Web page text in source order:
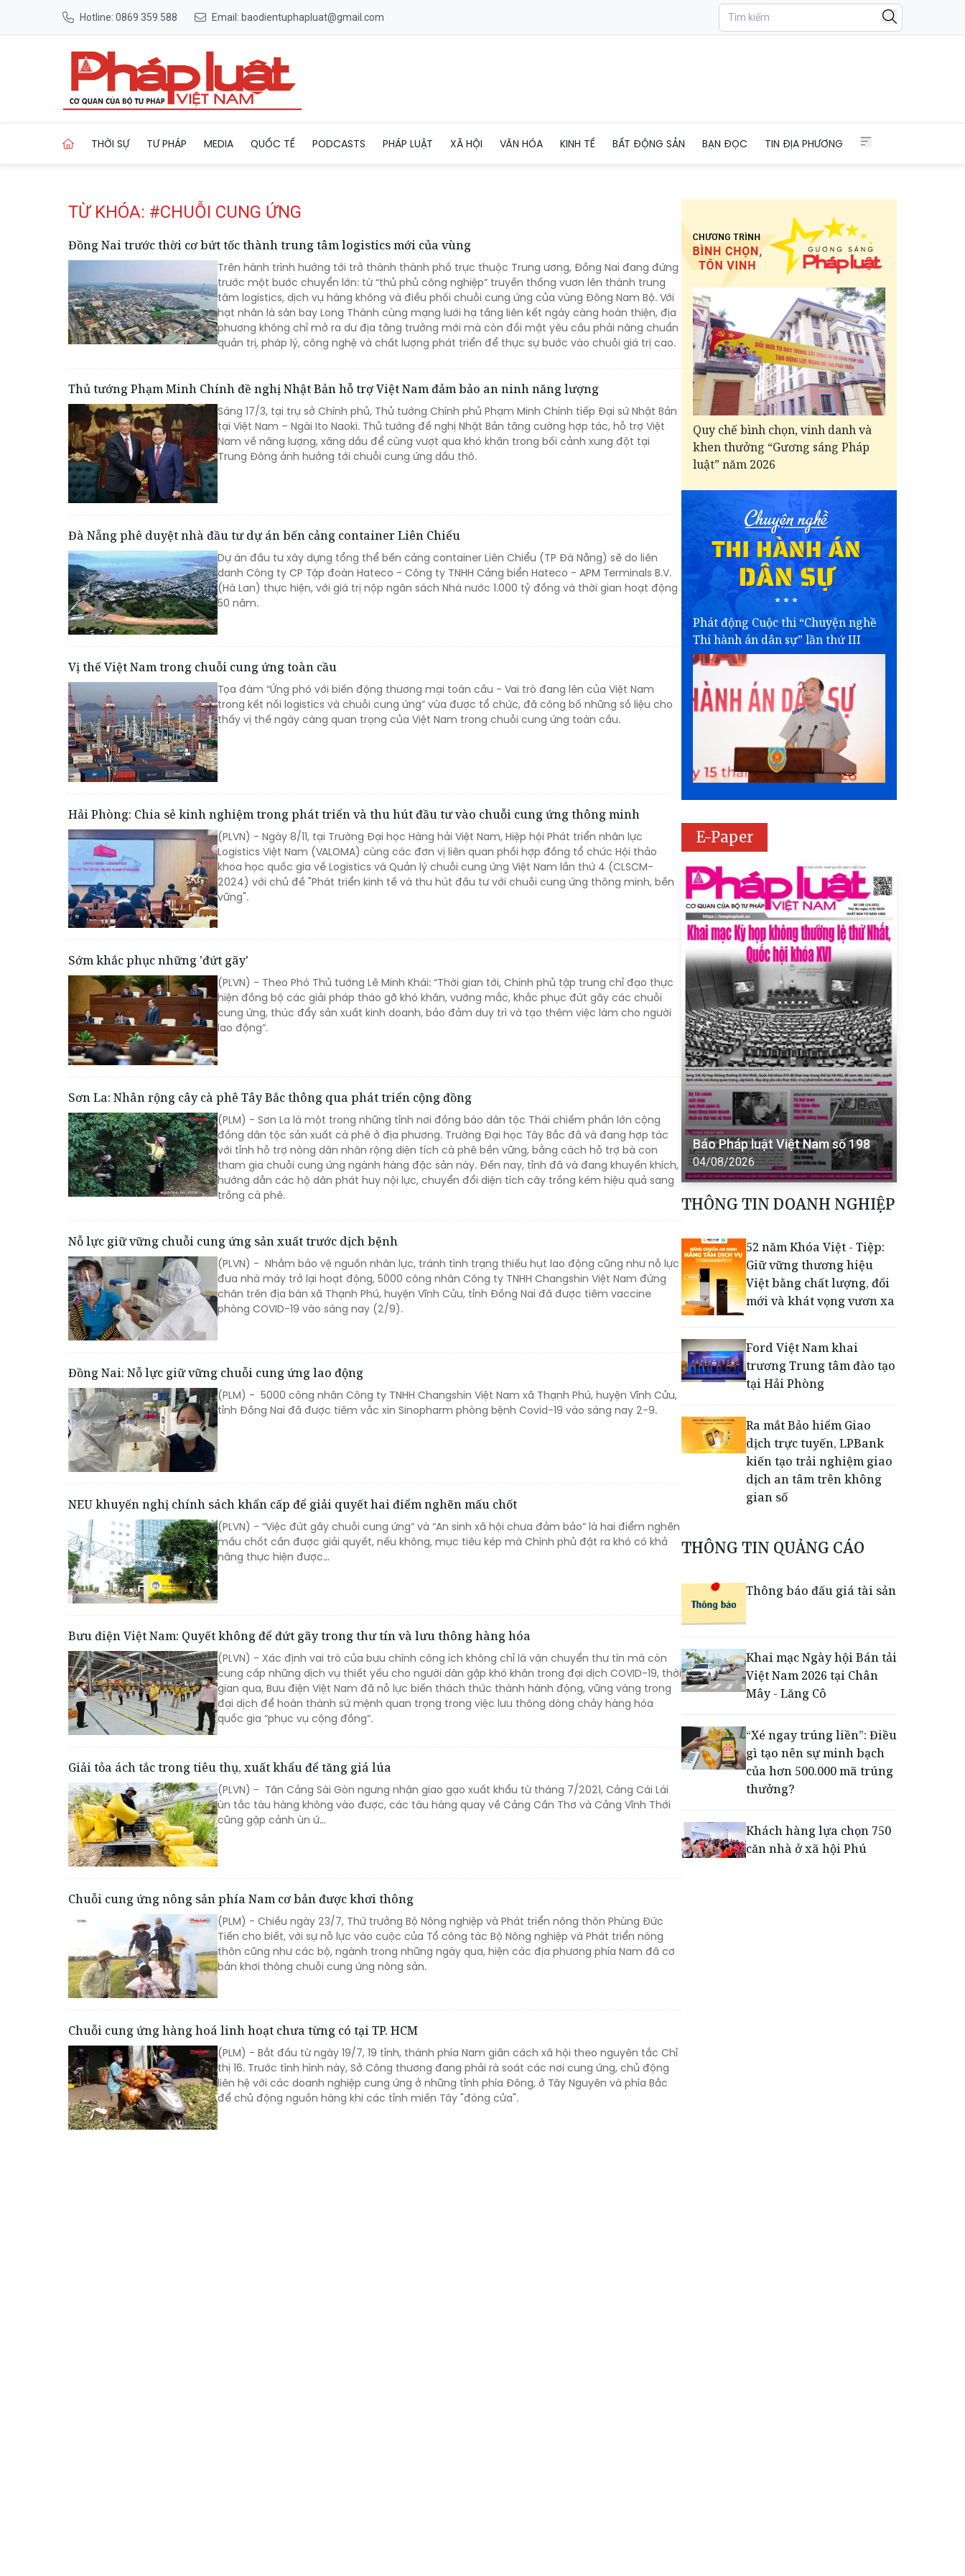
Hotline: 0869 359 588 Email: baodientuphapluat@gmail.com
THỜI SỰ TƯ PHÁP MEDIA QUỐC TẾ PODCASTS PHÁP LUẬT XÃ HỘI VĂN HÓA KINH TẾ BẤT ĐỘNG SẢN BẠN ĐỌC TIN ĐỊA PHƯƠNG
TỪ KHÓA: #CHUỖI CUNG ỨNG
Đồng Nai trước thời cơ bứt tốc thành trung tâm logistics mới của vùng
Trên hành trình hướng tới trở thành thành phố trực thuộc Trung ương, Đồng Nai đang đứng
trước một bước chuyển lớn: từ “thủ phủ công nghiệp” truyền thống vươn lên thành trung
tâm logistics, dịch vụ hàng không và điều phối chuỗi cung ứng của vùng Đông Nam Bộ. Với
hạt nhân là sân bay Long Thành cùng mạng lưới hạ tầng liên kết ngày càng hoàn thiện, địa
phương không chỉ mở ra dư địa tăng trưởng mới mà còn đối mặt yêu cầu phải nâng chuẩn
quản trị, pháp lý, công nghệ và chất lượng phát triển để thực sự bước vào chuỗi giá trị cao.
Thủ tướng Phạm Minh Chính đề nghị Nhật Bản hỗ trợ Việt Nam đảm bảo an ninh năng lượng
Sáng 17/3, tại trụ sở Chính phủ, Thủ tướng Chính phủ Phạm Minh Chính tiếp Đại sứ Nhật Bản
tại Việt Nam – Ngài Ito Naoki. Thủ tướng đề nghị Nhật Bản tăng cường hợp tác, hỗ trợ Việt
Nam về năng lượng, xăng dầu để cùng vượt qua khó khăn trong bối cảnh xung đột tại
Trung Đông ảnh hưởng tới chuỗi cung ứng dầu thô.
Đà Nẵng phê duyệt nhà đầu tư dự án bến cảng container Liên Chiểu
Dự án đầu tư xây dựng tổng thể bến cảng container Liên Chiểu (TP Đà Nẵng) sẽ do liên
danh Công ty CP Tập đoàn Hateco - Công ty TNHH Cảng biển Hateco - APM Terminals B.V.
(Hà Lan) thực hiện, với giá trị nộp ngân sách Nhà nước 1.000 tỷ đồng và thời gian hoạt động
50 năm.
Vị thế Việt Nam trong chuỗi cung ứng toàn cầu
Tọa đàm “Ứng phó với biến động thương mại toàn cầu - Vai trò đang lên của Việt Nam
trong kết nối logistics và chuỗi cung ứng” vừa được tổ chức, đã công bố những số liệu cho
thấy vị thế ngày càng quan trọng của Việt Nam trong chuỗi cung ứng toàn cầu.
Hải Phòng: Chia sẻ kinh nghiệm trong phát triển và thu hút đầu tư vào chuỗi cung ứng thông minh
(PLVN) - Ngày 8/11, tại Trường Đại học Hàng hải Việt Nam, Hiệp hội Phát triển nhân lực
Logistics Việt Nam (VALOMA) cùng các đơn vị liên quan phối hợp đồng tổ chức Hội thảo
khoa học quốc gia về Logistics và Quản lý chuỗi cung ứng Việt Nam lần thứ 4 (CLSCM-
2024) với chủ đề "Phát triển kinh tế và thu hút đầu tư với chuỗi cung ứng thông minh, bền
vững".
Sớm khắc phục những 'đứt gãy'
(PLVN) - Theo Phó Thủ tướng Lê Minh Khái: “Thời gian tới, Chính phủ tập trung chỉ đạo thực
hiện đồng bộ các giải pháp tháo gỡ khó khăn, vướng mắc, khắc phục đứt gãy các chuỗi
cung ứng, thúc đẩy sản xuất kinh doanh, bảo đảm duy trì và tạo thêm việc làm cho người
lao động”.
Sơn La: Nhân rộng cây cà phê Tây Bắc thông qua phát triển cộng đồng
(PLM) - Sơn La là một trong những tỉnh nơi đồng bào dân tộc Thái chiếm phần lớn cộng
đồng dân tộc sản xuất cà phê ở địa phương. Trường Đại học Tây Bắc đã và đang hợp tác
với tỉnh hỗ trợ nông dân nhân rộng diện tích cà phê bền vững, bằng cách hỗ trợ bà con
tham gia chuỗi cung ứng ngành hàng đặc sản này. Đến nay, tỉnh đã và đang khuyến khích,
hướng dẫn các hộ dân phát huy nội lực, chuyển đổi diện tích cây trồng kém hiệu quả sang
trồng cà phê.
Nỗ lực giữ vững chuỗi cung ứng sản xuất trước dịch bệnh
(PLVN) - Nhằm bảo vệ nguồn nhân lực, tránh tình trạng thiếu hụt lao động cũng như nỗ lực
đưa nhà máy trở lại hoạt động, 5000 công nhân Công ty TNHH Changshin Việt Nam đứng
chân trên địa bàn xã Thạnh Phú, huyện Vĩnh Cửu, tỉnh Đồng Nai đã được tiêm vaccine
phòng COVID-19 vào sáng nay (2/9).
Đồng Nai: Nỗ lực giữ vững chuỗi cung ứng lao động
(PLM) - 5000 công nhân Công ty TNHH Changshin Việt Nam xã Thạnh Phú, huyện Vĩnh Cửu,
tỉnh Đồng Nai đã được tiêm vắc xin Sinopharm phòng bệnh Covid-19 vào sáng nay 2-9.
NEU khuyến nghị chính sách khẩn cấp để giải quyết hai điểm nghẽn mấu chốt
(PLVN) - “Việc đứt gãy chuỗi cung ứng” và “An sinh xã hội chưa đảm bảo” là hai điểm nghẽn
mấu chốt cần được giải quyết, nếu không, mục tiêu kép mà Chính phủ đặt ra khó có khả
năng thực hiện được…
Bưu điện Việt Nam: Quyết không để đứt gãy trong thư tín và lưu thông hàng hóa
(PLVN) - Xác định vai trò của bưu chính công ích không chỉ là vận chuyển thư tín mà còn
cung cấp những dịch vụ thiết yếu cho người dân gặp khó khăn trong đại dịch COVID-19, thời
gian qua, Bưu điện Việt Nam đã nỗ lực biến thách thức thành hành động, vững vàng trong
đại dịch để hoàn thành sứ mệnh quan trọng trong việc lưu thông dòng chảy hàng hóa
quốc gia “phục vụ cộng đồng”.
Giải tỏa ách tắc trong tiêu thụ, xuất khẩu để tăng giá lúa
(PLVN) - Tân Cảng Sài Gòn ngưng nhận giao gạo xuất khẩu từ tháng 7/2021, Cảng Cái Lái
ùn tắc tàu hàng không vào được, các tàu hàng quay về Cảng Cần Thơ và Cảng Vĩnh Thới
cũng gặp cảnh ùn ứ…
Chuỗi cung ứng nông sản phía Nam cơ bản được khơi thông
(PLM) - Chiều ngày 23/7, Thứ trưởng Bộ Nông nghiệp và Phát triển nông thôn Phùng Đức
Tiến cho biết, với sự nỗ lực vào cuộc của Tổ công tác Bộ Nông nghiệp và Phát triển nông
thôn cũng như các bộ, ngành trong những ngày qua, hiện các địa phương phía Nam đã cơ
bản khơi thông chuỗi cung ứng nông sản.
Chuỗi cung ứng hàng hoá linh hoạt chưa từng có tại TP. HCM
(PLM) - Bắt đầu từ ngày 19/7, 19 tỉnh, thành phía Nam giãn cách xã hội theo nguyên tắc Chỉ
thị 16. Trước tình hình này, Sở Công thương đang phải rà soát các nơi cung ứng, chủ động
liên hệ với các doanh nghiệp cung ứng ở những tỉnh phía Đông, ở Tây Nguyên và phía Bắc
để chủ động nguồn hàng khi các tỉnh miền Tây "đóng cửa".
Quy chế bình chọn, vinh danh và
khen thưởng “Gương sáng Pháp
luật” năm 2026
Phát động Cuộc thi “Chuyện nghề
Thi hành án dân sự” lần thứ III
E-Paper
Báo Pháp luật Việt Nam số 198
04/08/2026
THÔNG TIN DOANH NGHIỆP
52 năm Khóa Việt - Tiệp:
Giữ vững thương hiệu
Việt bằng chất lượng, đổi
mới và khát vọng vươn xa
Ford Việt Nam khai
trương Trung tâm đào tạo
tại Hải Phòng
Ra mắt Bảo hiểm Giao
dịch trực tuyến, LPBank
kiến tạo trải nghiệm giao
dịch an tâm trên không
gian số
Dấu mốc khẳng định năng
lực vận hành và thích ứng
toán thưởng vượt kế
hoạch
lập nghiệp của người trẻ
toàn cầu
THÔNG TIN QUẢNG CÁO
Thông báo đấu giá tài sản
Khai mạc Ngày hội Bán tải
Việt Nam 2026 tại Chân
Mây - Lăng Cô
“Xé ngay trúng liền”: Điều
gì tạo nên sự minh bạch
của hơn 500.000 mã trúng
thưởng?
Khách hàng lựa chọn 750
căn nhà ở xã hội Phú